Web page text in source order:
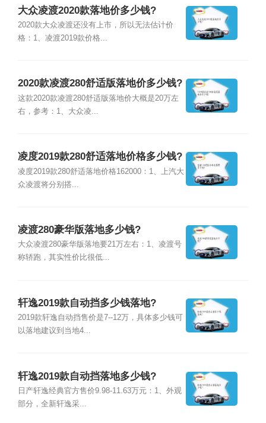
大众凌渡2020款落地价多少钱?
2020款大众凌渡还没有上市，所以无法估计价
格：1、凌渡2019款价格...
2020款凌渡280舒适版落地价多少钱?
这款2020款凌渡280舒适版落地价大概是20万左
右，参考：1、大众凌...
凌度2019款280舒适落地价格多少钱?
凌度2019款280舒适落地价格162000：1、上汽大
众凌渡将分别搭...
凌渡280豪华版落地多少钱?
大众凌渡280豪华版落地要21万左右：1、凌渡号
称轿跑，其实性价比很低...
轩逸2019款自动挡多少钱落地?
2019款轩逸自动挡售价是7--12万，具体多少钱可
以落地建议到当地4...
轩逸2019款自动挡落地多少钱?
日产轩逸经典官方售价9.98-11.63万元：1、外观
部分，全新轩逸采...